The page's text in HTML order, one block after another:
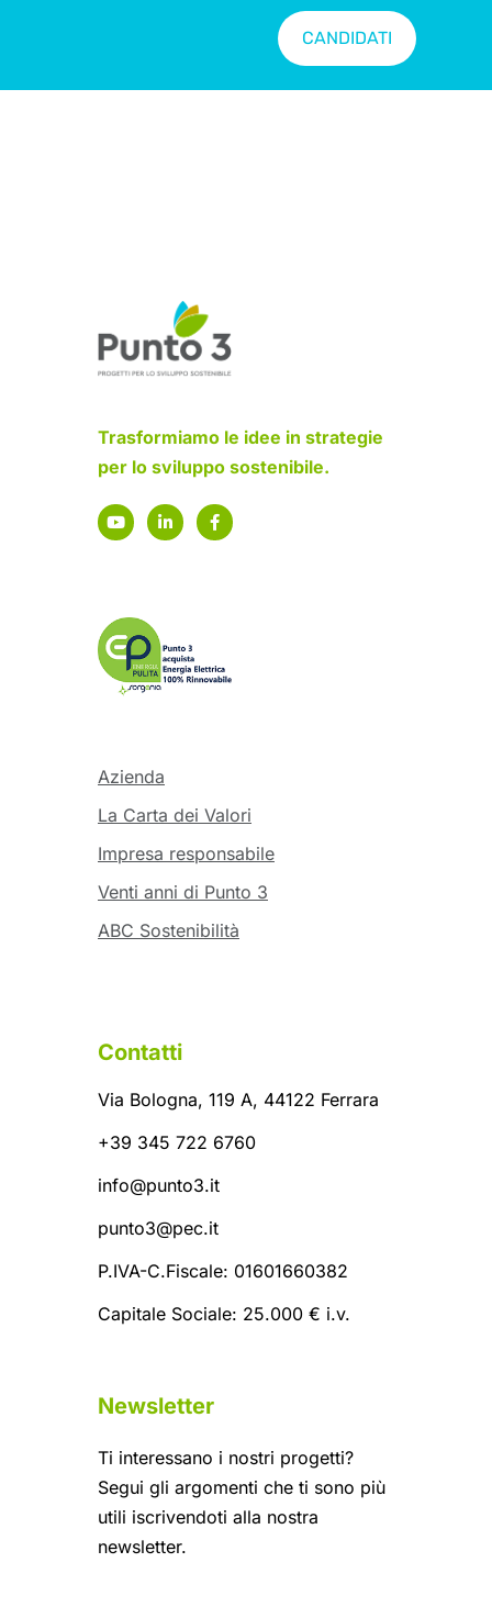
CANDIDATI
Trasformiamo le idee in strategie
per lo sviluppo sostenibile.
Azienda
La Carta dei Valori
Impresa responsabile
Venti anni di Punto 3
ABC Sostenibilità
Contatti
Via Bologna, 119 A, 44122 Ferrara
+39 345 722 6760
info@punto3.it
punto3@pec.it
P.IVA-C.Fiscale: 01601660382
Capitale Sociale: 25.000 € i.v.
Newsletter
Ti interessano i nostri progetti?
Segui gli argomenti che ti sono più
utili iscrivendoti alla nostra
newsletter.